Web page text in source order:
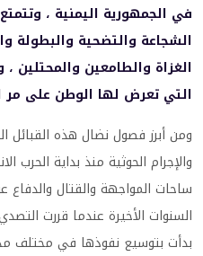
في الجمهورية اليمنية ،
الشجاعة والتضحية والبطولة
الغزاة والطامعين والمحتلين
التي تعرض لها الوطن على مر
ومن أبرز فصول نضال هذه القبائل
والإجرام الحوثية منذ بداية الحرب
ساحات المواجهة والقتال
السنوات الأخيرة عندما قررت
بدأت بتوسيع نفوذها في مختلف